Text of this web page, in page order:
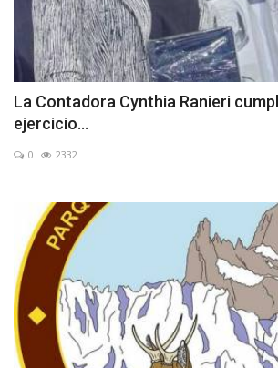
La Contadora Cynthia Ranieri
ejercicio...
0 2332